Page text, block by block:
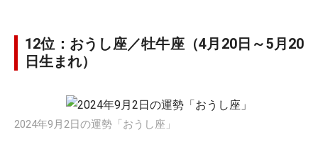
12位：おうし座／牡牛座（4月20日～5月20
日生まれ）
2024年9月2日の運勢「おうし座」